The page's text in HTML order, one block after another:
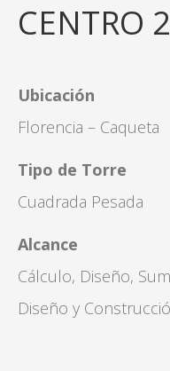
CENTRO
Ubicación
Florencia – Caqueta
Tipo de Torre
Cuadrada Pesada
Alcance
Cálculo, Diseño,
Diseño y